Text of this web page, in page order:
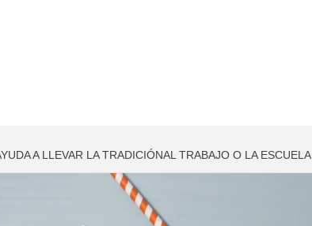
A LLEVAR LA TRADICIÓNAL TRABAJO O LA ESCUELA